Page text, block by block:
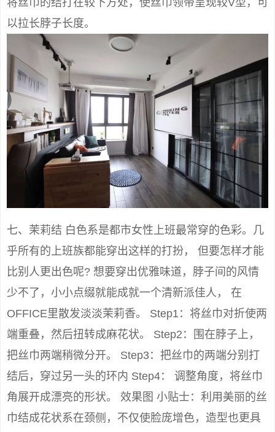
将丝巾的结打在较下方处，使丝巾领带呈现较V型，可
以拉长脖子长度。
七、茉莉结 白色系是都市女性上班最常穿的色彩。几
乎所有的上班族都能穿出这样的打扮， 但要怎样才能
比别人更出色呢? 想要穿出优雅味道，脖子间的风情
少不了，小小点缀就能成就一个清新派佳人， 在
OFFICE里散发淡淡茉莉香。 Step1：将丝巾对折使两
端重叠，然后扭转成麻花状。 Step2：围在脖子上，
把丝巾两端稍微分开。 Step3：把丝巾的两端分别打
结后，穿过另一头的环内 Step4： 调整角度，将丝巾
角展开成漂亮的形状。 效果图 小贴士：利用美丽的丝
巾结成花状系在颈侧，不仅使脸庞增色，造型也更具